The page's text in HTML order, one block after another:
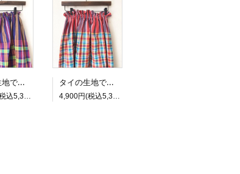
タイの生地で作ったふんわりロングギャザースカート 3 タイの生地で作ったふんわりロングギャザースカート 2